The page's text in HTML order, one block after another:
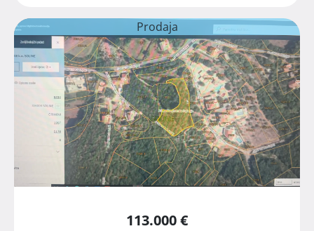
Prodaja
113.000 €